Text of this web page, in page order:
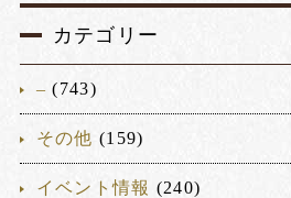
カテゴリー
– (743)
その他 (159)
イベント情報 (240)